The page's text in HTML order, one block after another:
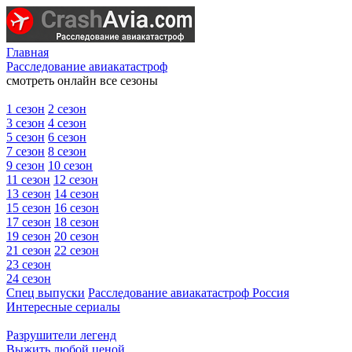
Главная
Расследование авиакатастроф
смотреть онлайн все сезоны
1 сезон 2 сезон
3 сезон 4 сезон
5 сезон 6 сезон
7 сезон 8 сезон
9 сезон 10 сезон
11 сезон 12 сезон
13 сезон 14 сезон
15 сезон 16 сезон
17 сезон 18 сезон
19 сезон 20 сезон
21 сезон 22 сезон
23 сезон
24 сезон
Спец выпуски Расследование авиакатастроф Россия
Интересные сериалы
Разрушители легенд
Выжить любой ценой